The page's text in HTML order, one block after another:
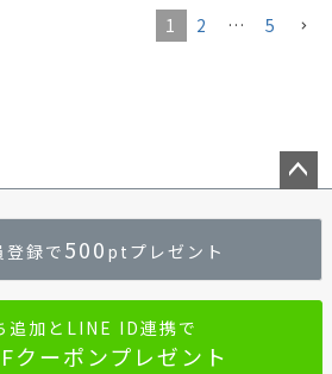
1
2 … 5
へ
登録で 500 ptプレゼント
追加とLINE ID連携で
クーポンプレゼント